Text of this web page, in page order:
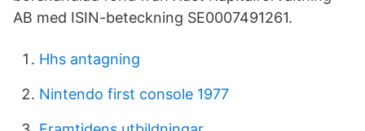
AB med ISIN-beteckning SE0007491261.
Hhs antagning
Nintendo first console 1977